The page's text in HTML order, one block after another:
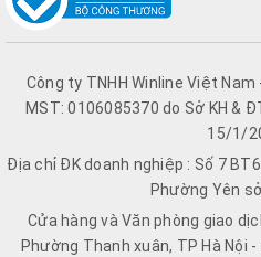
Công ty TNHH Winline Việt
MST: 0106085370 do Sở KH &
15/1/
Địa chỉ ĐK doanh nghiệp : Số 7
Phường Yên
Cửa hàng và Văn phòng giao
Phường Thanh xuân, TP Hà Nội